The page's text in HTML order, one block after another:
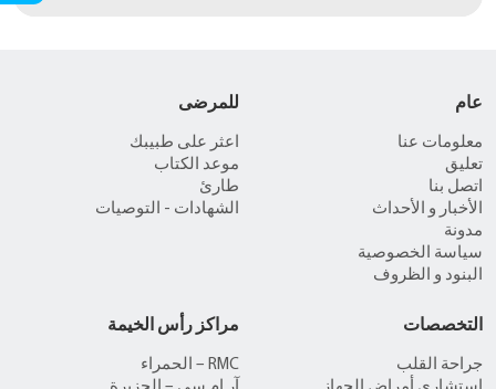
عام
معلومات عنا
تعليق
اتصل بنا
الأخبار و الأحداث
مدونة
سياسة الخصوصية
البنود و الظروف
للمرضى
اعثر على طبيبك
موعد الكتاب
طارئ
الشهادات - التوصيات
التخصصات
جراحة القلب
مراكز رأس الخيمة
RMC – الحمراء